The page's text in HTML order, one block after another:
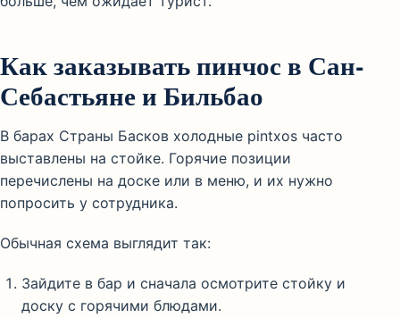
Как заказывать пинчос в Сан-
Себастьяне и Бильбао
В барах Страны Басков холодные pintxos часто
выставлены на стойке. Горячие позиции
перечислены на доске или в меню, и их нужно
попросить у сотрудника.
Обычная схема выглядит так:
Зайдите в бар и сначала осмотрите стойку и
доску с горячими блюдами.